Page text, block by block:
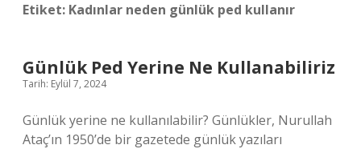
Etiket: Kadınlar neden günlük ped kullanır
Günlük Ped Yerine Ne Kullanabiliriz
Tarih: Eylül 7, 2024
Günlük yerine ne kullanılabilir? Günlükler, Nurullah
Ataç’ın 1950’de bir gazetede günlük yazıları